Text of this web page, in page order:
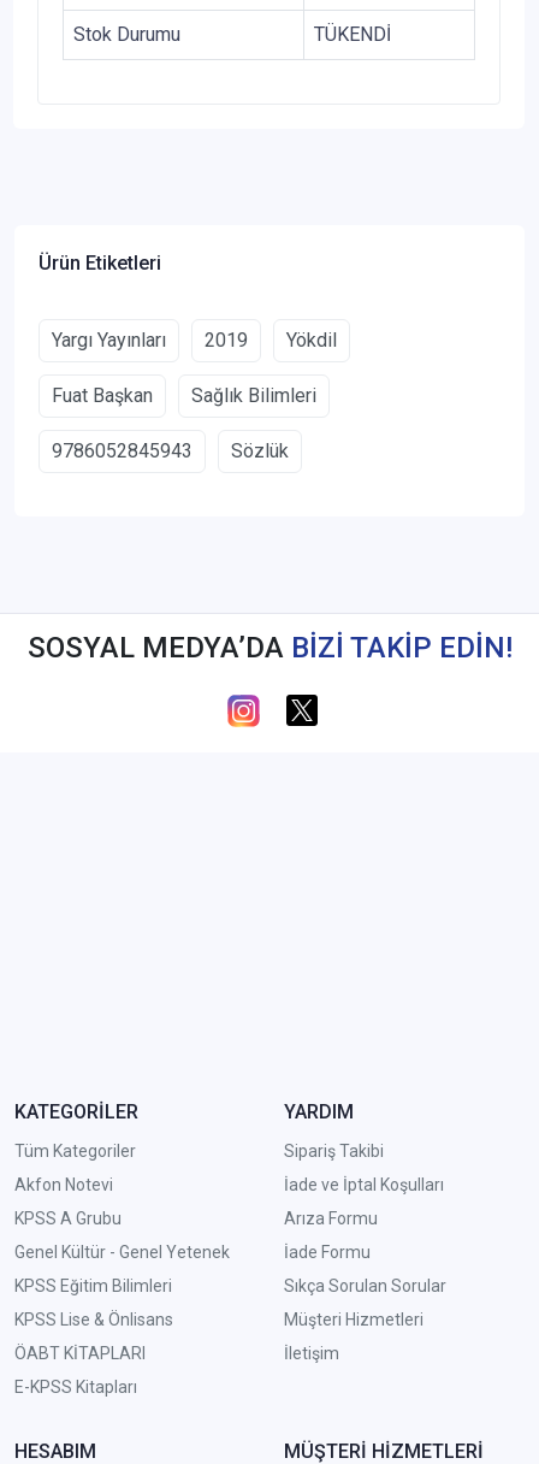
Stok Durumu TÜKENDİ
Ürün Etiketleri
Yargı Yayınları 2019 Yökdil
Fuat Başkan Sağlık Bilimleri
9786052845943 Sözlük
SOSYAL MEDYA’DA BİZİ TAKİP EDİN!
KATEGORİLER
Tüm Kategoriler
Akfon Notevi
KPSS A Grubu
Genel Kültür - Genel Yetenek
KPSS Eğitim Bilimleri
KPSS Lise & Önlisans
ÖABT KİTAPLARI
E-KPSS Kitapları
YARDIM
Sipariş Takibi
İade ve İptal Koşulları
Arıza Formu
İade Formu
Sıkça Sorulan Sorular
Müşteri Hizmetleri
İletişim
HESABIM MÜŞTERİ HİZMETLERİ